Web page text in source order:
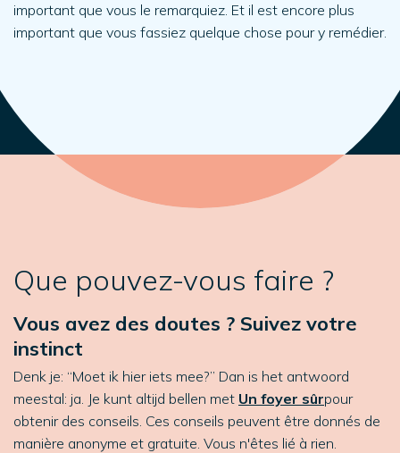
important que vous le remarquiez. Et il est encore plus
important que vous fassiez quelque chose pour y remédier.
Que pouvez-vous faire ?
Vous avez des doutes ? Suivez votre
instinct
Denk je: “Moet ik hier iets mee?” Dan is het antwoord
meestal: ja. Je kunt altijd bellen met Un foyer sûrpour
obtenir des conseils. Ces conseils peuvent être donnés de
manière anonyme et gratuite. Vous n'êtes lié à rien.